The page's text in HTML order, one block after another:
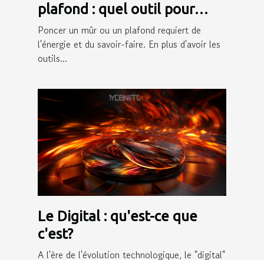
plafond : quel outil pour
quel matériau ?
Poncer un mûr ou un plafond requiert de
l'énergie et du savoir-faire. En plus d'avoir les
outils...
Le Digital : qu'est-ce que
c'est?
A l'ère de l'évolution technologique, le "digital"